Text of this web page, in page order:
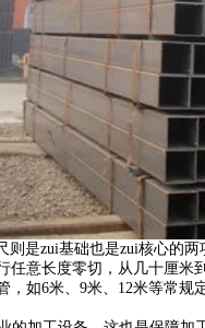
是zui基础也是zui核心的
意长度零切，从几十厘
如6米、9米、12米等常